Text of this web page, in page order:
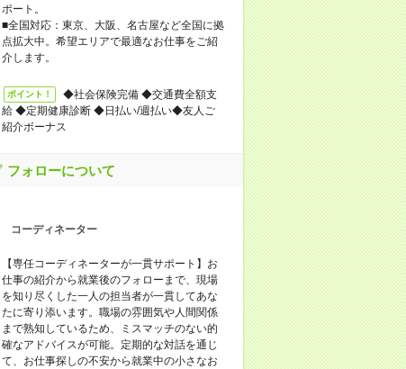
ポート。
■全国対応：東京、大阪、名古屋など全国に拠
点拡大中。希望エリアで最適なお仕事をご紹
介します。
ポイント！
◆社会保険完備 ◆交通費全額支
給 ◆定期健康診断 ◆日払い/週払い◆友人ご
紹介ボーナス
フォローについて
コーディネーター
【専任コーディネーターが一貫サポート】お
仕事の紹介から就業後のフォローまで、現場
を知り尽くした一人の担当者が一貫してあな
たに寄り添います。職場の雰囲気や人間関係
まで熟知しているため、ミスマッチのない的
確なアドバイスが可能。定期的な対話を通じ
て、お仕事探しの不安から就業中の小さなお